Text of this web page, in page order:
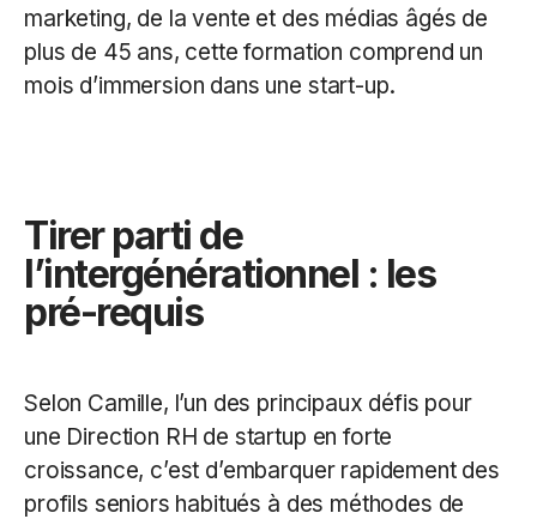
marketing, de la vente et des médias âgés de
plus de 45 ans, cette formation comprend un
mois d’immersion dans une start-up.
Tirer parti de
l’intergénérationnel : les
pré-requis
Selon Camille, l’un des principaux défis pour
une Direction RH de startup en forte
croissance, c’est d’embarquer rapidement des
profils seniors habitués à des méthodes de